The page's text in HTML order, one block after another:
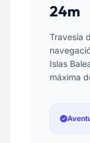
24m
Travesía
Islas
máxima